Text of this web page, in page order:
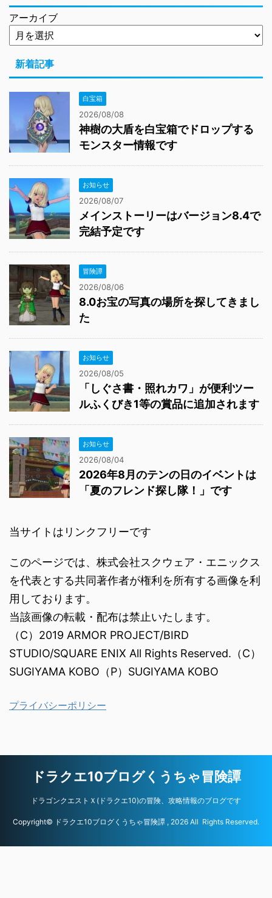
アーカイブ
新着記事
白宝箱
2026/08/08
神樹の大盾を白宝箱でドロップする
モンスター情報です
お知らせ
2026/08/07
メインストーリーはバージョン8.4で
完結予定です
冒険譚
2026/08/06
8.0お宝の写真の場所を探してきまし
た
お知らせ
2026/08/05
「しぐさ書・照れカワ」が便利ツー
ルふくびき1等の賞品に追加されます
お知らせ
2026/08/04
2026年8月のテンの日のイベントは
「夏のフレンド探し隊！」です
当サイトはリンクフリーです
このページでは、株式会社スクウェア・エニックス
を代表とする共同著作者が権利を所有する画像を利
用しております。
当該画像の転載・配布は禁止いたします。
（C）2019 ARMOR PROJECT/BIRD
STUDIO/SQUARE ENIX All Rights Reserved.（C）
SUGIYAMA KOBO（P）SUGIYAMA KOBO
プライバシーポリシー
ドラクエ10ブログくうちゃ冒険譚
ドラゴンクエストＸ(ドラクエ10)の冒険、攻略情報のブログです
Copyright© ドラクエ10ブログくうちゃ冒険譚 , 2026 All Rights Reserved.